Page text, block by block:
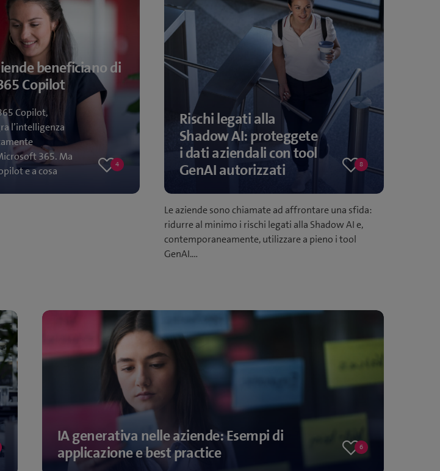
4
4
beneficiano di
Copilot
Copilot,
l’intelligenza
365. Ma
e a cosa
8
8
Rischi legati alla
Shadow AI: proteggete
i dati aziendali con tool
GenAI autorizzati
Le aziende sono chiamate ad affrontare una sfida:
ridurre al minimo i rischi legati alla Shadow AI e,
contemporaneamente, utilizzare a pieno i tool
GenAI.…
6
6
IA generativa nelle aziende: Esempi di
applicazione e best practice